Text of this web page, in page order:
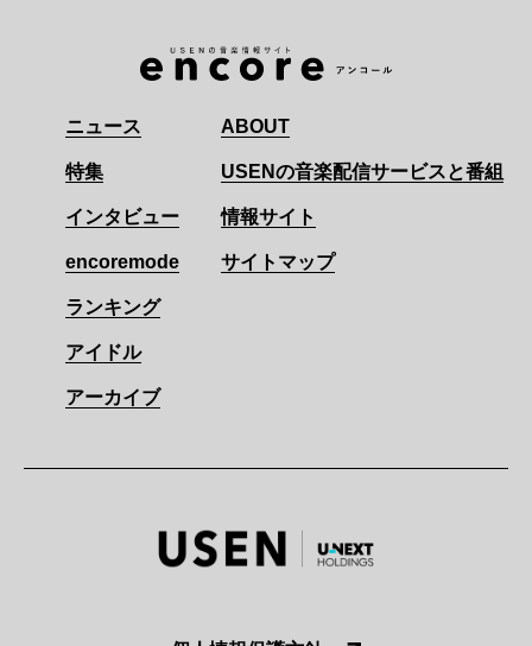
ニュース
特集
インタビュー
encoremode
ランキング
アイドル
アーカイブ
ABOUT
USENの音楽配信サービスと番組
情報サイト
サイトマップ